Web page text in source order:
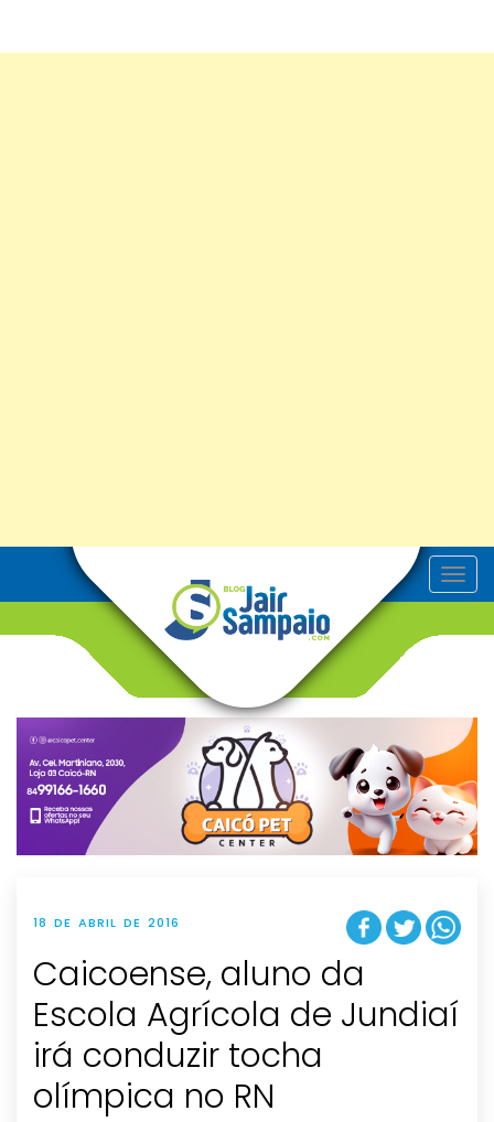
T
o
v
g
t
i
o
n
18 DE ABRIL DE 2016
Caicoense, aluno da
Escola Agrícola de Jundiaí
irá conduzir tocha
olímpica no RN